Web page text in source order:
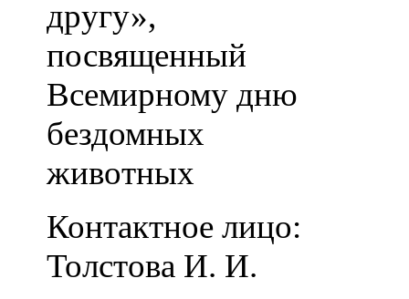
другу»,
посвященный
Всемирному дню
бездомных
животных
Контактное лицо:
Толстова И. И.